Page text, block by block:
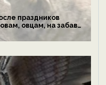
праздников
овцам, на забаву
леопардам — новости